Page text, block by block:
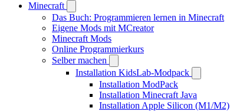
Minecraft
Das Buch: Programmieren lernen in Minecraft
Eigene Mods mit MCreator
Minecraft Mods
Online Programmierkurs
Selber machen
Installation KidsLab-Modpack
Installation ModPack
Installation Minecraft Java
Installation Apple Silicon (M1/M2)